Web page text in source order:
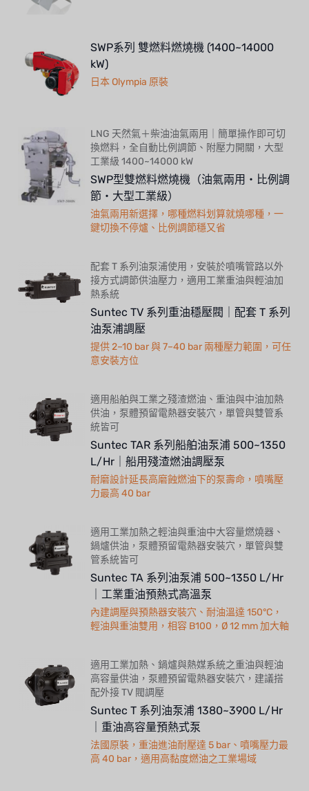
SWP系列 雙燃料燃燒機 (1400~14000
kW)
日本 Olympia 原裝
LNG 天然氣＋柴油油氣兩用｜簡單操作即可切
換燃料，全自動比例調節、附壓力開關，大型
工業級 1400~14000 kW
SWP型雙燃料燃燒機（油氣兩用・比例調
節・大型工業級）
油氣兩用新選擇，哪種燃料划算就燒哪種，一
鍵切換不停爐、比例調節穩又省
配套 T 系列油泵浦使用，安裝於噴嘴管路以外
接方式調節供油壓力，適用工業重油與輕油加
熱系統
Suntec TV 系列重油穩壓閥｜配套 T 系列
油泵浦調壓
提供 2–10 bar 與 7–40 bar 兩種壓力範圍，可任
意安裝方位
適用船舶與工業之殘渣燃油、重油與中油加熱
供油，泵體預留電熱器安裝穴，單管與雙管系
統皆可
Suntec TAR 系列船舶油泵浦 500~1350
L/Hr｜船用殘渣燃油調壓泵
耐磨設計延長高磨蝕燃油下的泵壽命，噴嘴壓
力最高 40 bar
適用工業加熱之輕油與重油中大容量燃燒器、
鍋爐供油，泵體預留電熱器安裝穴，單管與雙
管系統皆可
Suntec TA 系列油泵浦 500~1350 L/Hr
｜工業重油預熱式高溫泵
內建調壓與預熱器安裝穴、耐油溫達 150°C，
輕油與重油雙用，相容 B100，Ø 12 mm 加大軸
適用工業加熱、鍋爐與熱媒系統之重油與輕油
高容量供油，泵體預留電熱器安裝穴，建議搭
配外接 TV 閥調壓
Suntec T 系列油泵浦 1380~3900 L/Hr
｜重油高容量預熱式泵
法國原裝，重油進油耐壓達 5 bar、噴嘴壓力最
高 40 bar，適用高黏度燃油之工業場域